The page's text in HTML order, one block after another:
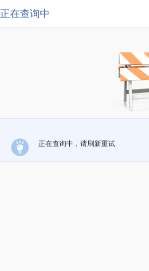
正在查询中
正在查询中，请刷新重试